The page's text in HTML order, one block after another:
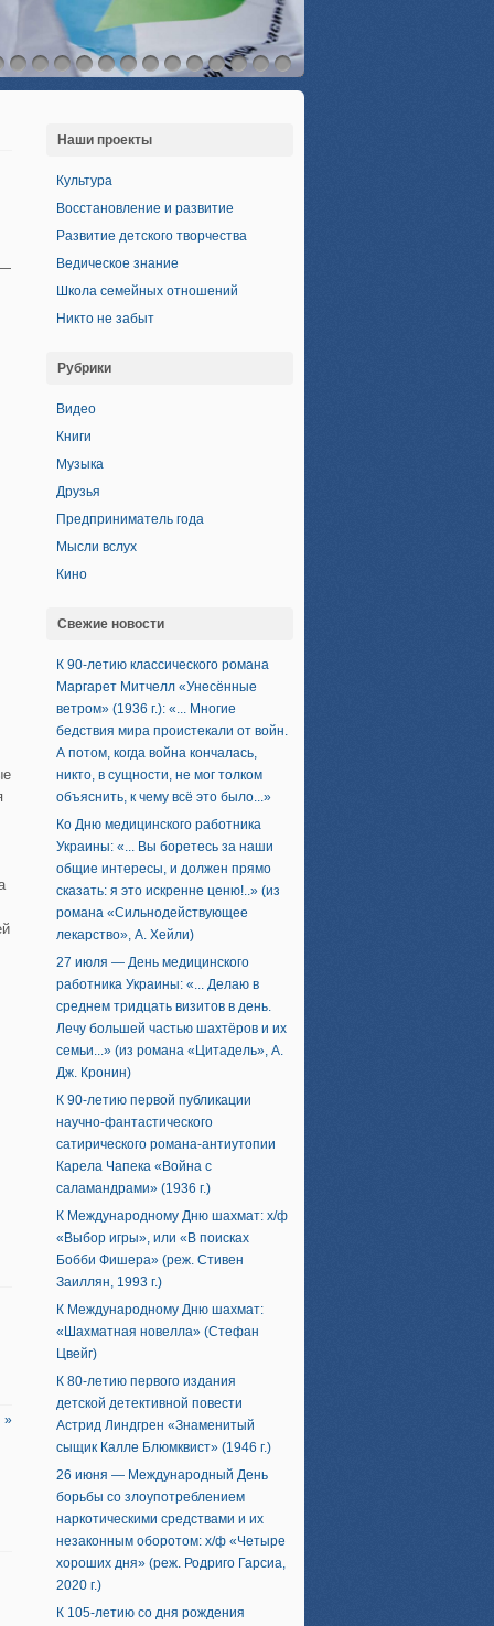
—
»
Наши проекты
Культура
Восстановление и развитие
Развитие детского творчества
Ведическое знание
Школа семейных отношений
Никто не забыт
Рубрики
Видео
Книги
Музыка
Друзья
Предприниматель года
Мысли вслух
Кино
Свежие новости
К 90-летию классического романа
Маргарет Митчелл «Унесённые
ветром» (1936 г.): «... Многие
бедствия мира проистекали от войн.
А потом, когда война кончалась,
никто, в сущности, не мог толком
объяснить, к чему всё это было...»
Ко Дню медицинского работника
Украины: «... Вы боретесь за наши
общие интересы, и должен прямо
сказать: я это искренне ценю!..» (из
романа «Сильнодействующее
лекарство», А. Хейли)
27 июля — День медицинского
работника Украины: «... Делаю в
среднем тридцать визитов в день.
Лечу большей частью шахтёров и их
семьи...» (из романа «Цитадель», А.
Дж. Кронин)
К 90-летию первой публикации
научно-фантастического
сатирического романа-антиутопии
Карела Чапека «Война с
саламандрами» (1936 г.)
К Международному Дню шахмат: х/ф
«Выбор игры», или «В поисках
Бобби Фишера» (реж. Стивен
Заиллян, 1993 г.)
К Международному Дню шахмат:
«Шахматная новелла» (Стефан
Цвейг)
К 80-летию первого издания
детской детективной повести
Астрид Линдгрен «Знаменитый
сыщик Калле Блюмквист» (1946 г.)
26 июня — Международный День
борьбы со злоупотреблением
наркотическими средствами и их
незаконным оборотом: х/ф «Четыре
хороших дня» (реж. Родриго Гарсиа,
2020 г.)
К 105-летию со дня рождения